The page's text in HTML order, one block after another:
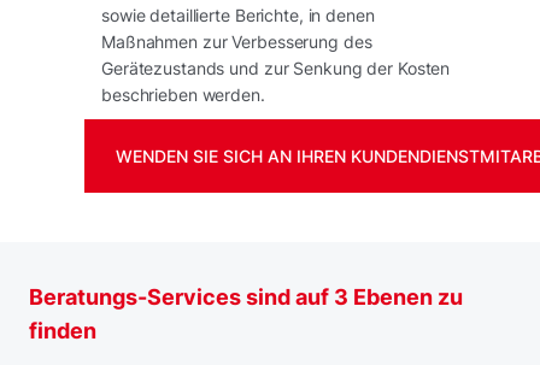
sowie detaillierte Berichte, in denen
Maßnahmen zur Verbesserung des
Gerätezustands und zur Senkung der Kosten
beschrieben werden.
WENDEN SIE SICH AN IHREN
Beratungs-Services sind auf 3 Ebenen zu
finden